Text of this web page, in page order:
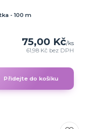
- 100 m
75,00 Kč/ks
61,98 Kč bez DPH
Přidejte do košíku